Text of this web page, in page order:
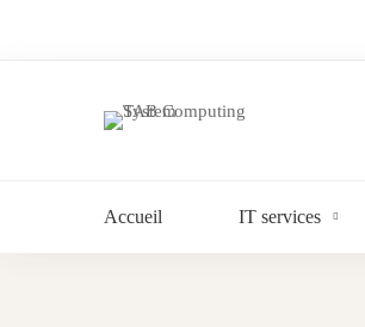
Whatapp 24/7
+213 549 007 213
Accueil IT services